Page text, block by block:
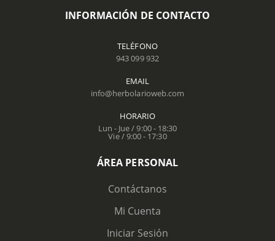
INFORMACIÓN DE CONTACTO
TELÉFONO
943 099 932
EMAIL
info@herbolarioweb.com
HORARIO
Lun - Jue / 9:00 - 18:30
Vie / 9:00 - 17:30
ÁREA PERSONAL
Contáctanos
Mi Cuenta
Iniciar Sesión